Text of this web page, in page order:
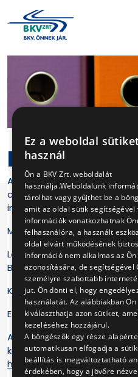
II. 7
A közfeladatot ellátó szerv
címe, témája, a
ingyenessége, illetve a
Mozgásban Magazin
Levelezési cím: 1980
Budapest, Akácfa u. 15.
Központi telefonszám: + 36
E-mail cím: bkv@bkv.hu
A magazinok ingyenesen
keresztül:
https://www.bkv.hu/hu/
Ez a weboldal
használ
Ön a BKV Zrt. weboldalát
használja.Weboldalunk
tárolhat vagy gyűjthet be a
amit az oldal sütik segítségével
információk vonatkozhatnak
felhasználóra, a használt
oldal elvárt működésének
információ nem alkalmas az
azonosítására, de segítségével
személyre szabottabb
jut. Ön dönti el, hogy
használatát. Az alábbiakban Ön
kiválaszthatja azon sütiket,
kezeléséhez hozzájárul.
A böngészők egy része
automatikusan elfogadja a
beállítás is megváltoztatható
érdekében, hogy a jövőre nézve